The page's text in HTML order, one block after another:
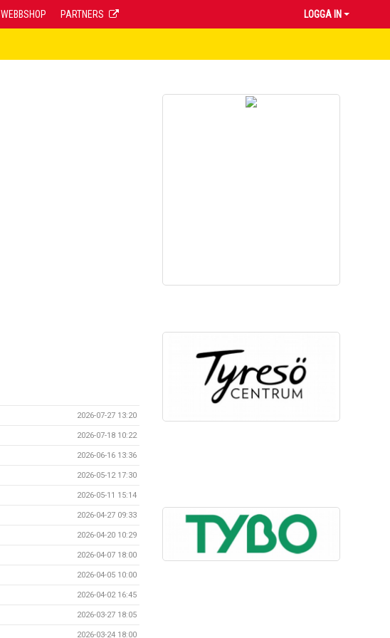
WEBBSHOP PARTNERS LOGGA IN
2026-07-27 13:20
2026-07-18 10:22
2026-06-16 13:36
2026-05-12 17:30
2026-05-11 15:14
2026-04-27 09:33
2026-04-20 10:29
2026-04-07 18:00
2026-04-05 10:00
2026-04-02 16:45
2026-03-27 18:05
2026-03-24 18:00